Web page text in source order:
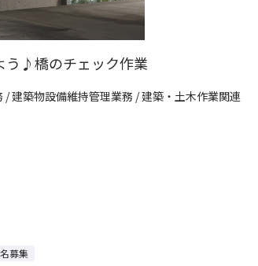
う♪橋のチェック作業
建築物設備維持管理業務 / 建築・土木作業関連
募集